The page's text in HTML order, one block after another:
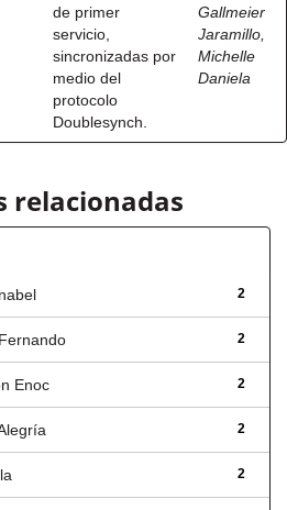
de primer
servicio,
sincronizadas por
medio del
protocolo
Doublesynch.
Gallmeier
Jaramillo,
Michelle
Daniela
relacionadas
2
2
2
Enoc
2
2